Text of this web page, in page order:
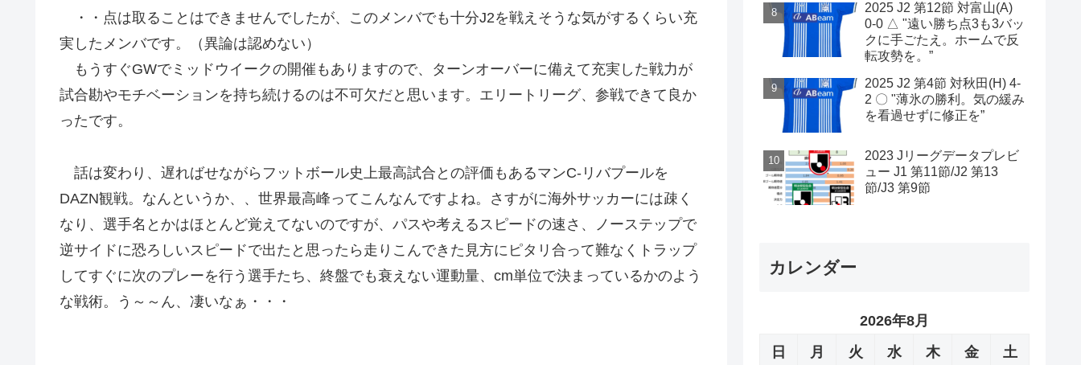
・・点は取ることはできませんでしたが、このメンバでも十分J2を戦えそうな気がするくらい充
実したメンバです。（異論は認めない）
もうすぐGWでミッドウイークの開催もありますので、ターンオーバーに備えて充実した戦力が
試合勘やモチベーションを持ち続けるのは不可欠だと思います。エリートリーグ、参戦できて良か
ったです。
話は変わり、遅ればせながらフットボール史上最高試合との評価もあるマンC-リバプールを
DAZN観戦。なんというか、、世界最高峰ってこんなんですよね。さすがに海外サッカーには疎く
なり、選手名とかはほとんど覚えてないのですが、パスや考えるスピードの速さ、ノーステップで
逆サイドに恐ろしいスピードで出たと思ったら走りこんできた見方にピタリ合って難なくトラップ
してすぐに次のプレーを行う選手たち、終盤でも衰えない運動量、cm単位で決まっているかのよう
な戦術。う～～ん、凄いなぁ・・・
2025 J2 第12節 対富山(A)
0-0 △ "遠い勝ち点3も3バッ
クに手ごたえ。ホームで反
転攻勢を。”
2025 J2 第4節 対秋田(H) 4-
2 〇 "薄氷の勝利。気の緩み
を看過せずに修正を”
2023 Jリーグデータプレビ
ュー J1 第11節/J2 第13
節/J3 第9節
カレンダー
2026年8月
日
月 火 水 木 金
土